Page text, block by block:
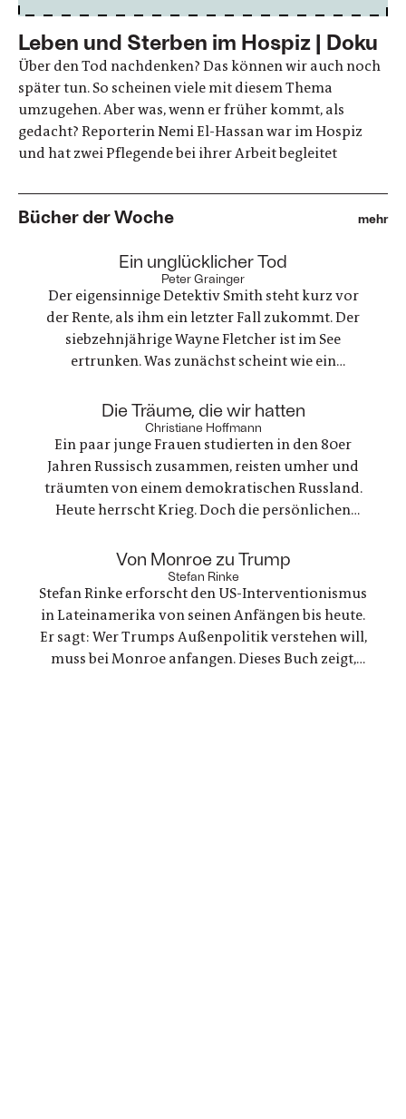
Leben und Sterben im Hospiz | Doku
Über den Tod nachdenken? Das können wir auch noch
später tun. So scheinen viele mit diesem Thema
umzugehen. Aber was, wenn er früher kommt, als
gedacht? Reporterin Nemi El-Hassan war im Hospiz
und hat zwei Pflegende bei ihrer Arbeit begleitet
Bücher der Woche mehr
Ein unglücklicher Tod
Peter Grainger
Der eigensinnige Detektiv Smith steht kurz vor
der Rente, als ihm ein letzter Fall zukommt. Der
siebzehnjährige Wayne Fletcher ist im See
ertrunken. Was zunächst scheint wie ein
anderes heraus. Es geht um nichts weniger als die
große Frage nach Gerechtigkeit. Eine
nervenaufreibende Ermittlung beginnt
Die Träume, die wir hatten
Christiane Hoffmann
Ein paar junge Frauen studierten in den 80er
Jahren Russisch zusammen, reisten umher und
träumten von einem demokratischen Russland.
Heute herrscht Krieg. Doch die persönlichen
gerade als eine der Frauen stirbt. Ein Buch über
Trauer und Hoffnung in deutsch-ukranisch-
russischen Beziehungen
Von Monroe zu Trump
Stefan Rinke
Stefan Rinke erforscht den US-Interventionismus
in Lateinamerika von seinen Anfängen bis heute.
Er sagt: Wer Trumps Außenpolitik verstehen will,
muss bei Monroe anfangen. Dieses Buch zeigt,